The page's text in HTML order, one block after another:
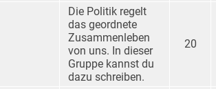
Die Politik regelt
das geordnete
Zusammenleben
von uns. In dieser
Gruppe kannst du
dazu schreiben.
20